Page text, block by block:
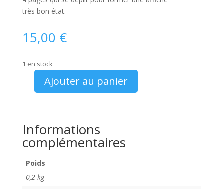
très bon état.
15,00 €
1 en stock
quantité
Samba
Rallye
1983
Ajouter au panier
Informations
complémentaires
Poids
0,2 kg